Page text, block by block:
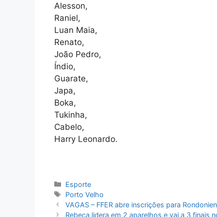
Alesson,
Raniel,
Luan Maia,
Renato,
João Pedro,
Índio,
Guarate,
Japa,
Boka,
Tukinha,
Cabelo,
Harry Leonardo.
Categorias
Esporte
Tags
Porto Velho
VAGAS – FFER abre inscrições para
Rebeca lidera em 2 aparelhos e vai a 3 finais